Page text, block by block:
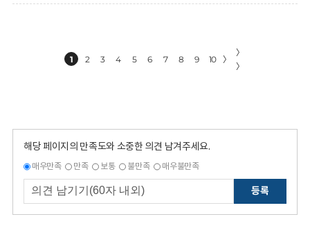
1 2 3 4 5 6 7 8 9 10 〉
〉
〉
해당 페이지의 만족도와 소중한 의견 남겨주세요.
매우만족 만족 보통 불만족 매우불만족
등록